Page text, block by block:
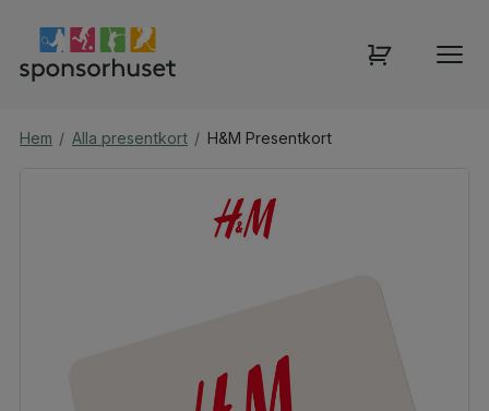
Hem / Alla presentkort / H&M Presentkort